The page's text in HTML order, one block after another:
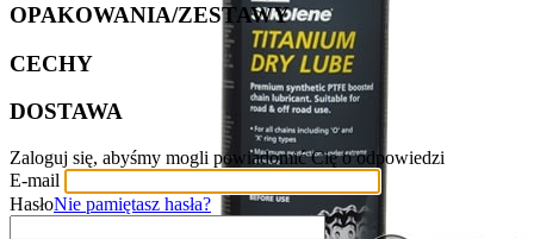
OPAKOWANIA/ZESTAWY
CECHY
DOSTAWA
Zaloguj się, abyśmy mogli powiadomić Cię o odpowiedzi
E-mail
HasłoNie pamiętasz hasła?